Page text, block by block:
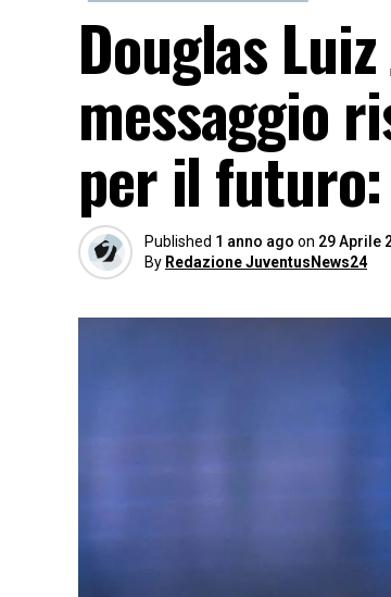
Douglas
messaggio
per il futuro:
Published 1 anno ago on 29 Aprile
By Redazione JuventusNews24